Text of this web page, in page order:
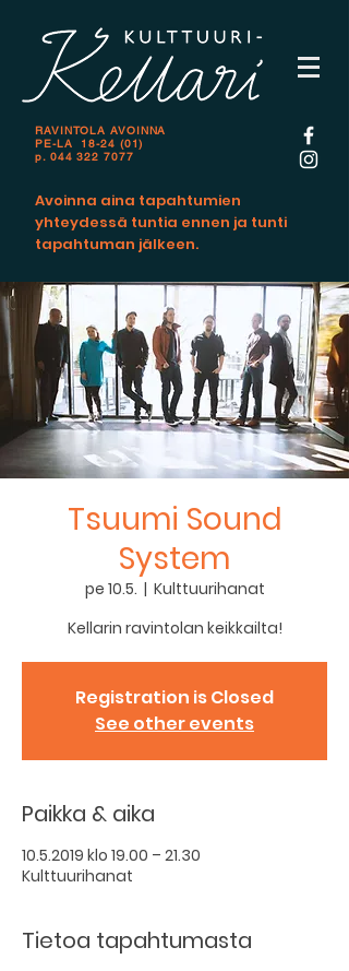
RAVINTOLA AVOINNA
PE-LA 18-24 (01)
p. 044 322 7077
Avoinna aina tapahtumien
yhteydessä tuntia ennen ja tunti
tapahtuman jälkeen.
Tsuumi Sound
System
pe 10.5.
  |
Kulttuurihanat
Kellarin ravintolan keikkailta!
Registration is Closed
See other events
Paikka & aika
10.5.2019 klo 19.00 – 21.30
Kulttuurihanat
Tietoa tapahtumasta